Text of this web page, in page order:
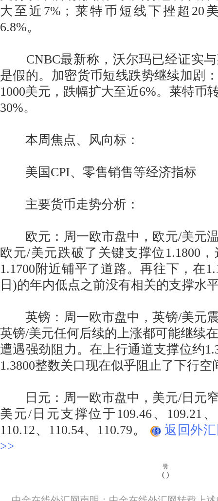
大至近7%；莱特币短线下挫超20
6.8%。
CNBC最新称，沃尔玛已经证实与
是假的。加密货币短线跌势继续加剧
1000美元，跌幅扩大至近6%。莱特币
30%。
本周焦点、风向标：
美国CPI、零售销售等经济指标
主要货币走势分析：
欧元：周一欧市盘中，欧元/美元
欧元/美元跌破了关键支撑位1.1800
1.1700附近铺平了道路。再往下，在
日)的年内低点之前没有相关的支撑水
英镑：周一欧市盘中，英镑/美元
英镑/美元任何后续的上涨都可能继续
遭遇强劲阻力。在上行通道支撑位约
1.3800整数关口现在似乎阻止了下行空
日元：周一欧市盘中，美元/日元
美元/日元支撑位于109.46、109.21
110.12、110.54、110.79。
返回外
>>
赞
( )